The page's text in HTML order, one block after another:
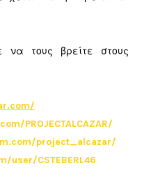
να τους βρείτε στους
PROJECTALCAZAR/
project_alcazar/
user/CSTEBERL46